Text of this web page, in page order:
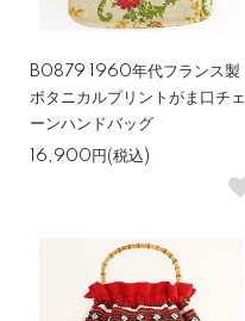
B0879 1960年代フランス製
ボタニカルプリントがま口チェ
ーンハンドバッグ
16,900円(税込)